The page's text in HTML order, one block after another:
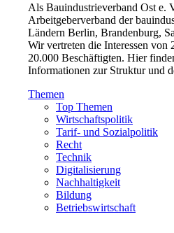
Als Bauindustrieverband Ost e.
Arbeitgeberverband der
Ländern Berlin, Brandenburg,
Wir vertreten die Interessen von
20.000 Beschäftigten. Hier
Informationen zur Struktur und
Themen
Top Themen
Wirtschaftspolitik
Tarif- und Sozialpolitik
Recht
Technik
Digitalisierung
Nachhaltigkeit
Bildung
Betriebswirtschaft